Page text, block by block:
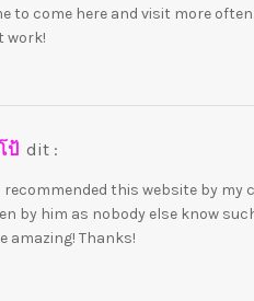
to come here and visit more
work!
ป้ dit :
recommended this website by
by him as nobody else know
amazing! Thanks!